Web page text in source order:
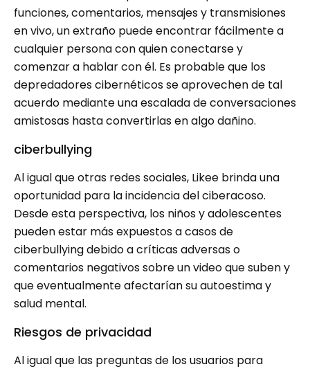
funciones, comentarios, mensajes y transmisiones
en vivo, un extraño puede encontrar fácilmente a
cualquier persona con quien conectarse y
comenzar a hablar con él. Es probable que los
depredadores cibernéticos se aprovechen de tal
acuerdo mediante una escalada de conversaciones
amistosas hasta convertirlas en algo dañino.
ciberbullying
Al igual que otras redes sociales, Likee brinda una
oportunidad para la incidencia del ciberacoso.
Desde esta perspectiva, los niños y adolescentes
pueden estar más expuestos a casos de
ciberbullying debido a críticas adversas o
comentarios negativos sobre un video que suben y
que eventualmente afectarían su autoestima y
salud mental.
Riesgos de privacidad
Al igual que las preguntas de los usuarios para